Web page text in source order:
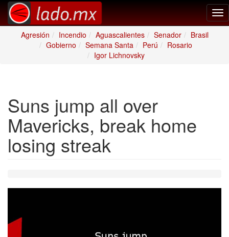
Agresión
Incendio Aguascalientes Senador
Brasil
Gobierno
Semana Santa Perú
Rosario
Igor Lichnovsky
Suns jump all over
Mavericks, break home
losing streak